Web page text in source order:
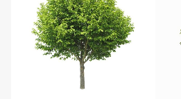
無料ダウンロード